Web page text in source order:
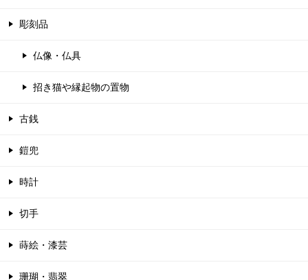
彫刻品
仏像・仏具
招き猫や縁起物の置物
古銭
鎧兜
時計
切手
蒔絵・漆芸
珊瑚・翡翠